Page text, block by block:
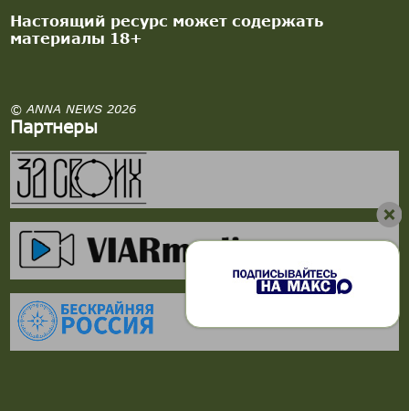
Настоящий ресурс может содержать
материалы 18+
© ANNA NEWS 2026
Партнеры